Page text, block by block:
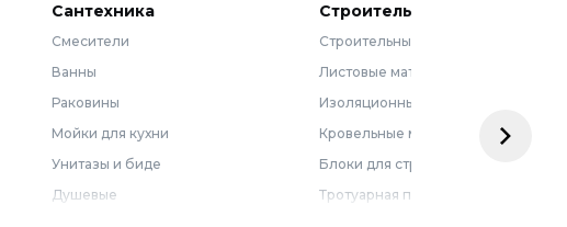
Сантехника
Смесители
Ванны
Раковины
Мойки для кухни
Унитазы и биде
Душевые
Строительные материалы
Строительные смеси
Листовые материалы
Изоляционные материалы
Кровельные материалы
Блоки для строительства
Тротуарная плитка